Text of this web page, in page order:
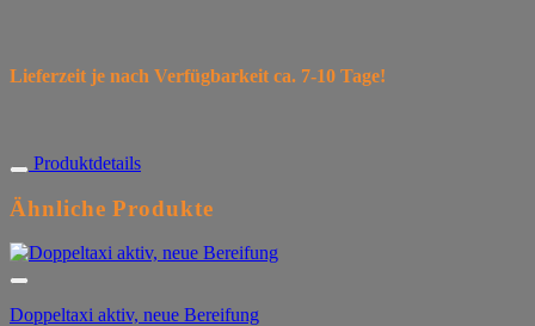
Lieferzeit je nach Verfügbarkeit ca. 7-10 Tage!
Produktdetails
Ähnliche Produkte
Doppeltaxi aktiv, neue Bereifung